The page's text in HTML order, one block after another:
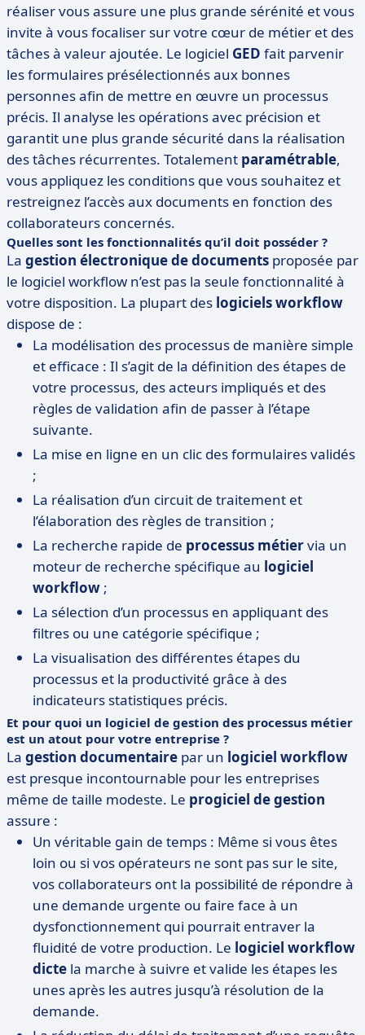
réaliser vous assure une plus grande sérénité et vous
invite à vous focaliser sur votre cœur de métier et des
tâches à valeur ajoutée. Le logiciel GED fait parvenir
les formulaires présélectionnés aux bonnes
personnes afin de mettre en œuvre un processus
précis. Il analyse les opérations avec précision et
garantit une plus grande sécurité dans la réalisation
des tâches récurrentes. Totalement paramétrable,
vous appliquez les conditions que vous souhaitez et
restreignez l’accès aux documents en fonction des
collaborateurs concernés.
Quelles sont les fonctionnalités qu’il doit posséder ?
La gestion électronique de documents proposée par
le logiciel workflow n’est pas la seule fonctionnalité à
votre disposition. La plupart des logiciels workflow
dispose de :
La modélisation des processus de manière simple
et efficace : Il s’agit de la définition des étapes de
votre processus, des acteurs impliqués et des
règles de validation afin de passer à l’étape
suivante.
La mise en ligne en un clic des formulaires validés
;
La réalisation d’un circuit de traitement et
l’élaboration des règles de transition ;
La recherche rapide de processus métiervia un
moteur de recherche spécifique au logiciel
workflow ;
La sélection d’un processus en appliquant des
filtres ou une catégorie spécifique ;
La visualisation des différentes étapes du
processus et la productivité grâce à des
indicateurs statistiques précis.
Et pour quoi un logiciel de gestion des processus métier
est un atout pour votre entreprise ?
La gestion documentaire par un logiciel workflow
est presque incontournable pour les entreprises
même de taille modeste. Le progiciel de gestion
assure :
Un véritable gain de temps : Même si vous êtes
loin ou si vos opérateurs ne sont pas sur le site,
vos collaborateurs ont la possibilité de répondre à
une demande urgente ou faire face à un
dysfonctionnement qui pourrait entraver la
fluidité de votre production. Le logiciel workflow
dicte la marche à suivre et valide les étapes les
unes après les autres jusqu’à résolution de la
demande.